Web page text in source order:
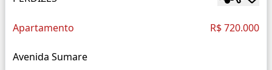
Apartamento R$ 720.000
Avenida Sumare